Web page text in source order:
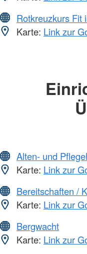
Rotkreuzkurs Fit
Karte: Link zur
Alten- und
Karte: Link zur
Bereitschaften /
Karte: Link zur
Bergwacht
Karte: Link zur